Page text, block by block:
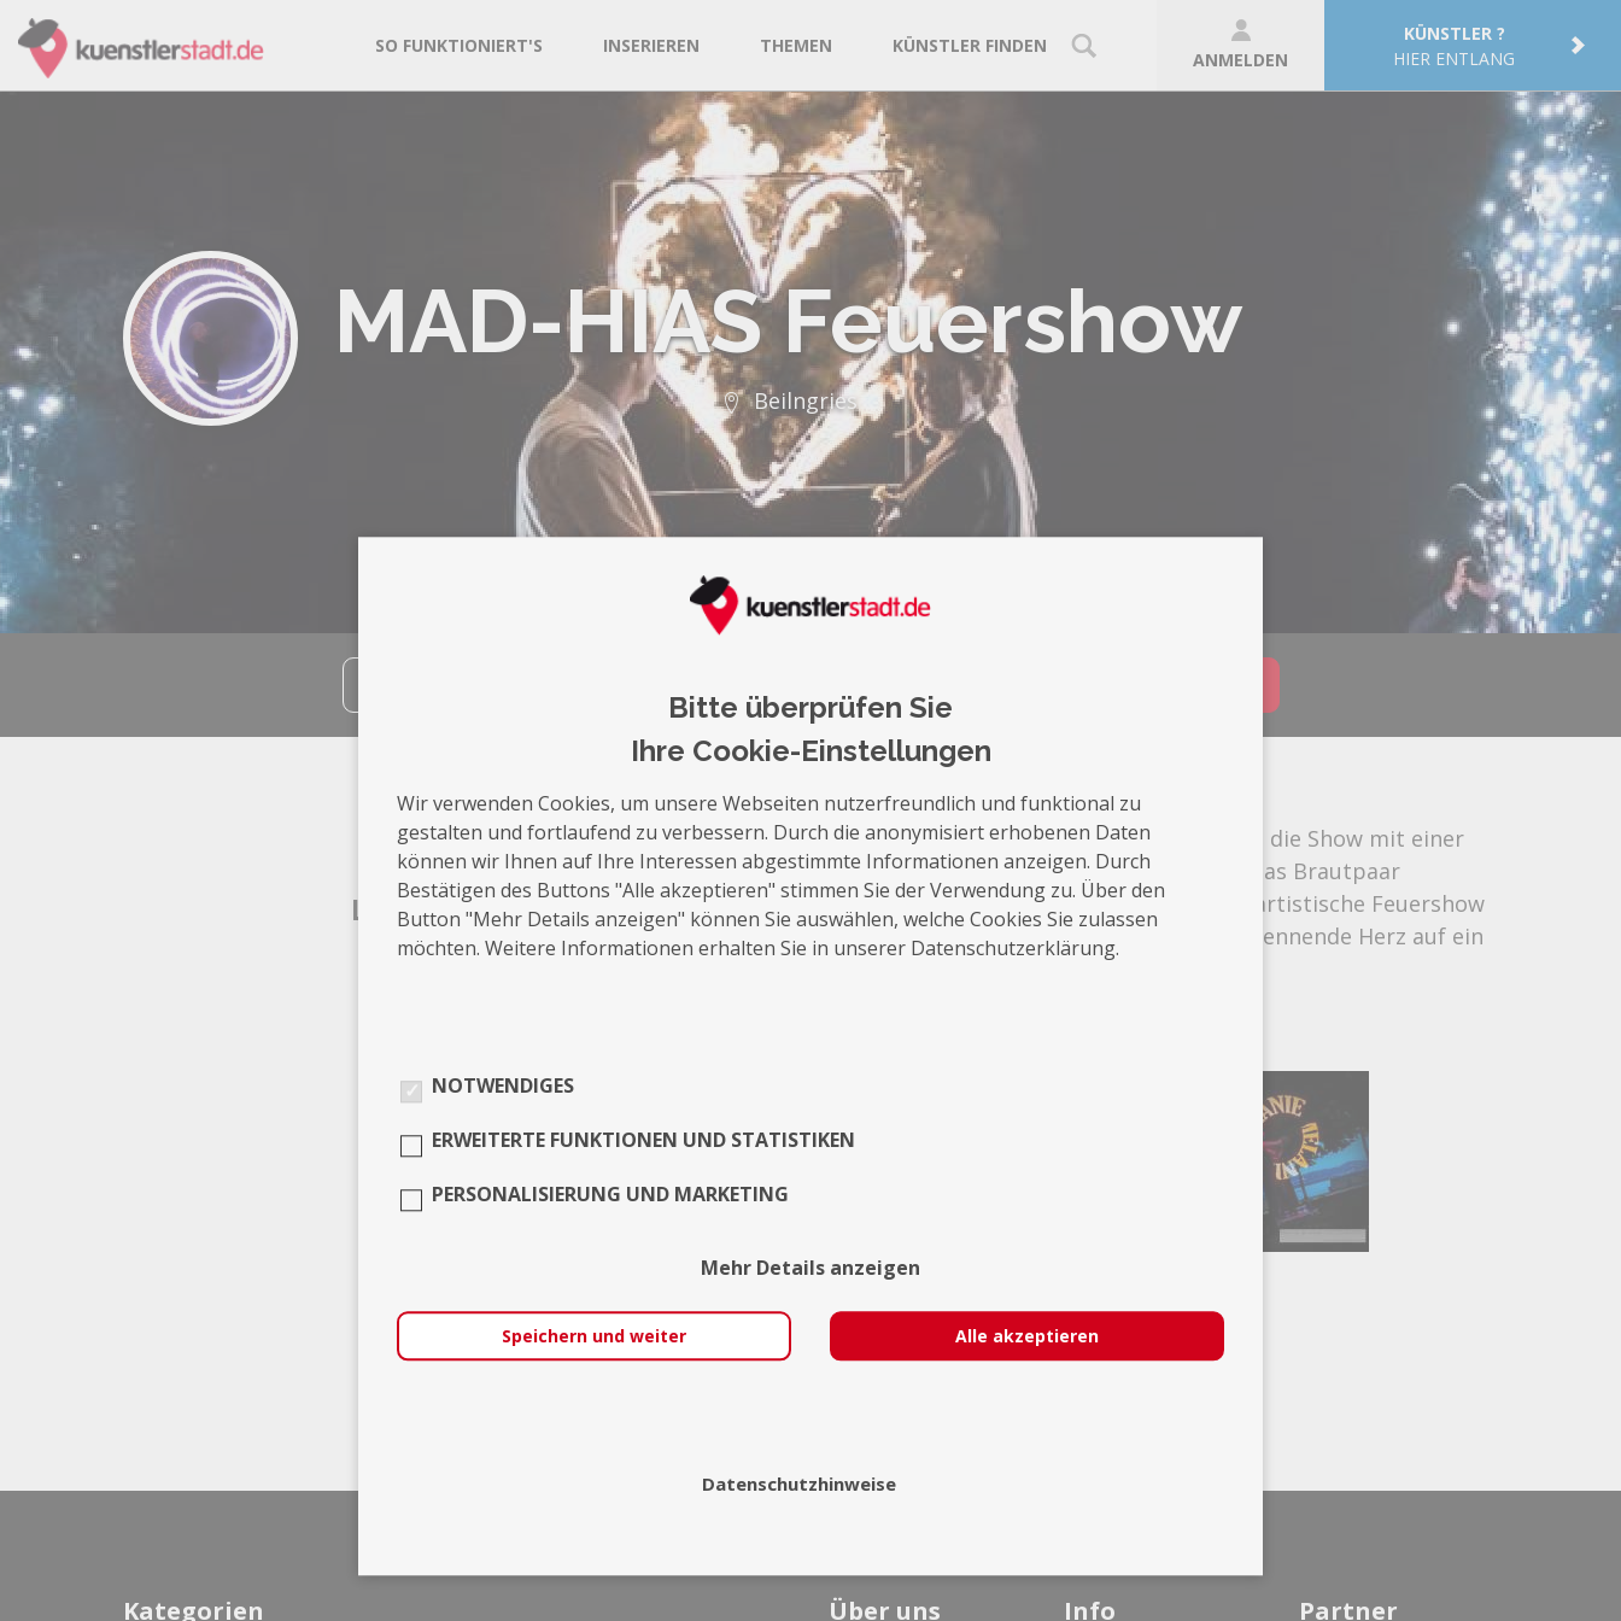
SO FUNKTIONIERT'S INSERIEREN THEMEN KÜNSTLER FINDEN
ANMELDEN
KÜNSTLER ?
HIER ENTLANG
MAD-HIAS Feuershow
Beilngries
Beilngries
Leistungen
Die besondere Feuershow für eine Hochzeit. Einfühlsam wird die Show mit einer
romantischen Ansprache eröffnet, es folgt eine speziell für das Brautpaar
programmierte Leuchtshow und geht in eine spektakuläre, artistische Feuershow
über. Zum Ende entzündet das Brautpaar gemeinsam das Brennende Herz auf ein
Kategorien Über uns Info Partner
Bitte überprüfen Sie
Ihre Cookie-Einstellungen
Wir verwenden Cookies, um unsere Webseiten nutzerfreundlich und funktional zu
gestalten und fortlaufend zu verbessern. Durch die anonymisiert erhobenen Daten
können wir Ihnen auf Ihre Interessen abgestimmte Informationen anzeigen. Durch
Bestätigen des Buttons "Alle akzeptieren" stimmen Sie der Verwendung zu. Über den
Button "Mehr Details anzeigen" können Sie auswählen, welche Cookies Sie zulassen
möchten. Weitere Informationen erhalten Sie in unserer Datenschutzerklärung.
NOTWENDIGES
ERWEITERTE FUNKTIONEN UND STATISTIKEN
PERSONALISIERUNG UND MARKETING
Mehr Details anzeigen
Speichern und weiter Alle akzeptieren
Datenschutzhinweise